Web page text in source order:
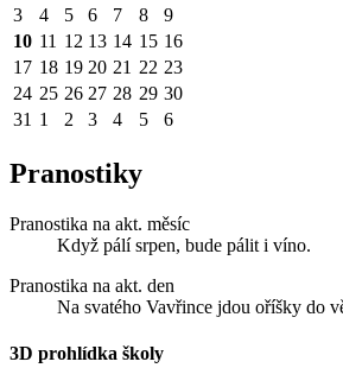
3
4 5 6 7 8
9
10 11 12 13 14 15 16
17 18 19 20 21 22 23
24 25 26 27 28 29 30
31 1 2 3 4 5 6
Pranostiky
Pranostika na akt. měsíc
Když pálí srpen, bude pálit i víno.
Pranostika na akt. den
Na svatého Vavřince jdou oříšky do
3D prohlídka školy